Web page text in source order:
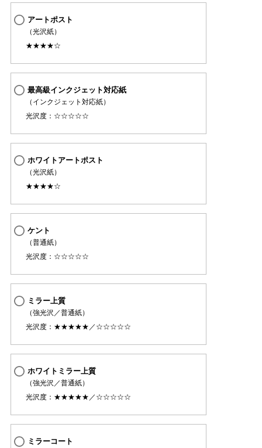
アートポスト
（光沢紙）
★★★★☆
最高級インクジェット対応紙
（インクジェット対応紙）
光沢度：☆☆☆☆☆
ホワイトアートポスト
（光沢紙）
★★★★☆
ケント
（普通紙）
光沢度：☆☆☆☆☆
ミラー上質
（強光沢／普通紙）
光沢度：★★★★★／☆☆☆☆☆
ホワイトミラー上質
（強光沢／普通紙）
光沢度：★★★★★／☆☆☆☆☆
ミラーコート